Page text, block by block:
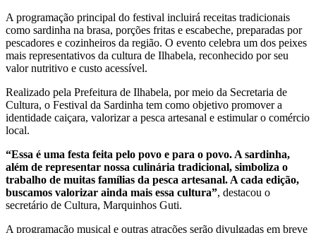
A programação principal do festival incluirá receitas tradicionais
como sardinha na brasa, porções fritas e escabeche, preparadas por
pescadores e cozinheiros da região. O evento celebra um dos peixes
mais representativos da cultura de Ilhabela, reconhecido por seu
valor nutritivo e custo acessível.
Realizado pela Prefeitura de Ilhabela, por meio da Secretaria de
Cultura, o Festival da Sardinha tem como objetivo promover a
identidade caiçara, valorizar a pesca artesanal e estimular o comércio
local.
“Essa é uma festa feita pelo povo e para o povo. A sardinha,
além de representar nossa culinária tradicional, simboliza o
trabalho de muitas famílias da pesca artesanal. A cada edição,
buscamos valorizar ainda mais essa cultura”, destacou o
secretário de Cultura, Marquinhos Guti.
A programação musical e outras atrações serão divulgadas em breve